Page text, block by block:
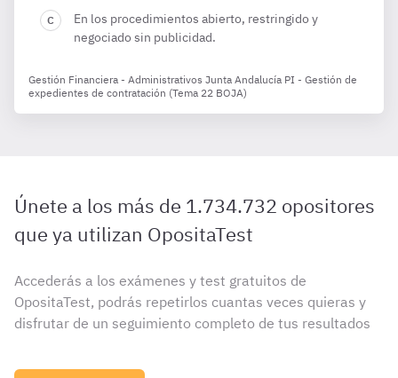
En los procedimientos abierto, restringido y
negociado sin publicidad.
Gestión Financiera - Administrativos Junta Andalucía PI - Gestión de
expedientes de contratación (Tema 22 BOJA)
Únete a los más de 1.734.732 opositores
que ya utilizan OpositaTest
Accederás a los exámenes y test gratuitos de
OpositaTest, podrás repetirlos cuantas veces quieras y
disfrutar de un seguimiento completo de tus resultados